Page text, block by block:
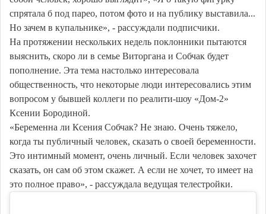
спрятала б под парео, потом фото и на публику выставила...
Но зачем в купальнике», - рассуждали подписчики.
На протяжении нескольких недель поклонники пытаются
выяснить, скоро ли в семье Виторгана и Собчак будет
пополнение. Эта тема настолько интересовала
общественность, что некоторые люди интересовались этим
вопросом у бывшей коллеги по реалити-шоу «Дом-2»
Ксении Бородиной.
«Беременна ли Ксения Собчак? Не знаю. Очень тяжело,
когда ты публичный человек, сказать о своей беременности.
Это интимный момент, очень личный. Если человек захочет
сказать, он сам об этом скажет. А если не хочет, то имеет на
это полное право», - рассуждала ведущая телестройки.